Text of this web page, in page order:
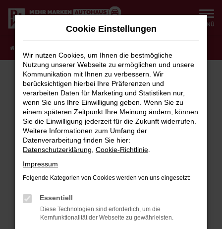
Zum
Hauptinhalt
MENÜ
FEHLER: NETWORK ERROR
Beim Laden ist ein Fehler aufgetreten.
Hier sind ein paar Tipps, die dir helfen können:
Überprüfe deine Firewall und deine
Internetverbindung.
Laden andere Webseiten, zum Beispiel deine
Suchmaschine?
Manche Erweiterungen, wie Werbeblocker,
können das Laden bestimmter Seiten
verhindern. Funktioniert die Seite in einem
Cookie Einstellungen
Wir nutzen Cookies, um Ihnen die bestmögliche
Nutzung unserer Webseite zu ermöglichen und unsere
Kommunikation mit Ihnen zu verbessern. Wir
berücksichtigen hierbei Ihre Präferenzen und
verarbeiten Daten für Marketing und Statistiken nur,
wenn Sie uns Ihre Einwilligung geben. Wenn Sie zu
einem späteren Zeitpunkt Ihre Meinung ändern, können
Sie die Einwilligung jederzeit für die Zukunft widerrufen.
Weitere Informationen zum Umfang der
Datenverarbeitung finden Sie hier:
Datenschutzerklärung Cookie-Richtlinie
Impressum
Folgende Kategorien von Cookies werden von uns eingesetzt:
Essentiell
Diese Technologien sind erforderlich, um die
Kernfunktionalität der Webseite zu gewährleisten.